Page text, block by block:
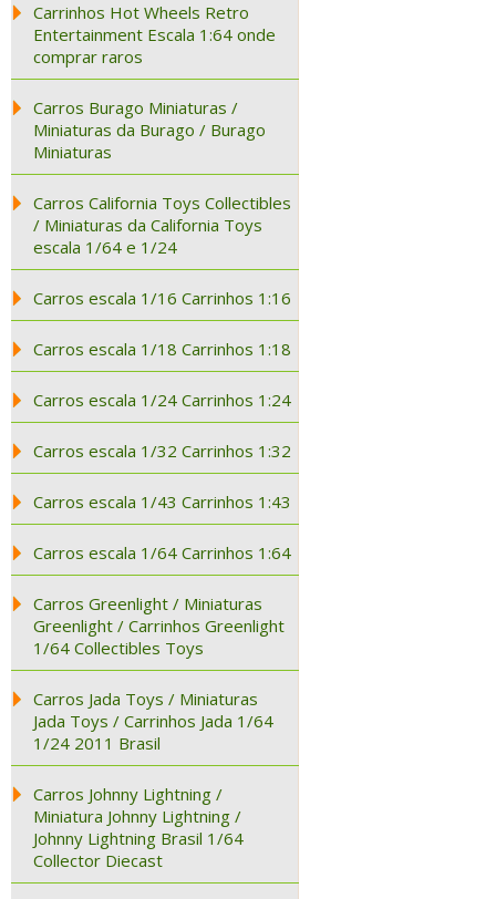
Carrinhos Hot Wheels Retro
Entertainment Escala 1:64 onde
comprar raros
Carros Burago Miniaturas /
Miniaturas da Burago / Burago
Miniaturas
Carros California Toys Collectibles
/ Miniaturas da California Toys
escala 1/64 e 1/24
Carros escala 1/16 Carrinhos 1:16
Carros escala 1/18 Carrinhos 1:18
Carros escala 1/24 Carrinhos 1:24
Carros escala 1/32 Carrinhos 1:32
Carros escala 1/43 Carrinhos 1:43
Carros escala 1/64 Carrinhos 1:64
Carros Greenlight / Miniaturas
Greenlight / Carrinhos Greenlight
1/64 Collectibles Toys
Carros Jada Toys / Miniaturas
Jada Toys / Carrinhos Jada 1/64
1/24 2011 Brasil
Carros Johnny Lightning /
Miniatura Johnny Lightning /
Johnny Lightning Brasil 1/64
Collector Diecast